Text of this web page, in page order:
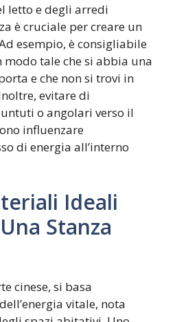
letto e degli arredi
è cruciale per creare un
esempio, è consigliabile
tale che si abbia una
e che non si trovi in
evitare di
o angolari verso il
influenzare
di energia all’interno
Ideali
Stanza
cinese, si basa
vitale, nota